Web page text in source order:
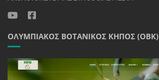
ΟΛΥΜΠΙΑΚΌΣ ΒΟΤΑΝΙΚΌΣ ΚΉΠΟΣ (ΟΒΚ)